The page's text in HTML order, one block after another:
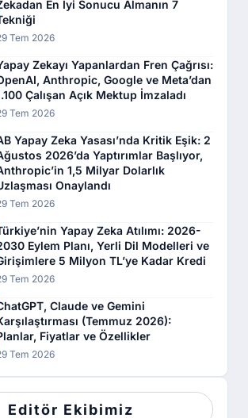
En İyi Sonucu Almanın 7
Tem 2026
Zekayı Yapanlardan Fren Çağrısı:
Anthropic, Google ve Meta’dan
Çalışan Açık Mektup İmzaladı
Tem 2026
Yapay Zeka Yasası’nda Kritik Eşik: 2
2026’da Yaptırımlar Başlıyor,
1,5 Milyar Dolarlık
Onaylandı
Tem 2026
Yapay Zeka Atılımı: 2026-
Eylem Planı, Yerli Dil Modelleri ve
5 Milyon TL’ye Kadar Kredi
Tem 2026
Claude ve Gemini
(Temmuz 2026):
Fiyatlar ve Özellikler
Tem 2026
Editör Ekibimiz